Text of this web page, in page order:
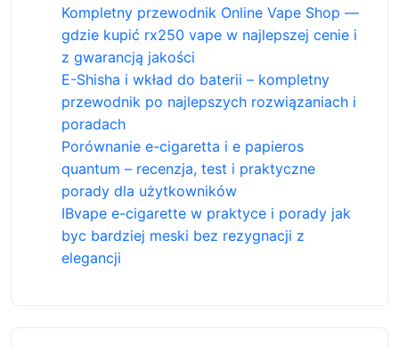
Kompletny przewodnik Online Vape Shop —
gdzie kupić rx250 vape w najlepszej cenie i
z gwarancją jakości
E-Shisha i wkład do baterii – kompletny
przewodnik po najlepszych rozwiązaniach i
poradach
Porównanie e-cigaretta i e papieros
quantum – recenzja, test i praktyczne
porady dla użytkowników
IBvape e-cigarette w praktyce i porady jak
byc bardziej meski bez rezygnacji z
elegancji